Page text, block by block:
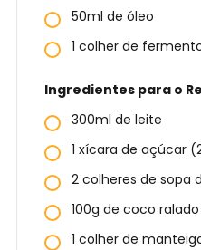
50ml de óleo
1 colher de
Ingredientes para o
300ml de leite
1 xícara de açúcar
2 colheres de sopa
100g de coco ralado
1 colher de